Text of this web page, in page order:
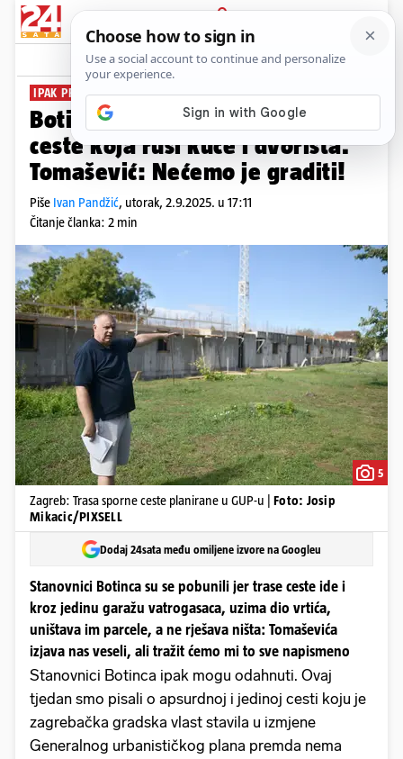
PRIJAVA
News Komentari
IPAK PREOKRET
Botinec može odahnuti zbog
ceste koja ruši kuće i dvorišta.
Tomašević: Nećemo je graditi!
Piše Ivan Pandžić, utorak, 2.9.2025. u 17:11
Čitanje članka: 2 min
5
Zagreb: Trasa sporne ceste planirane u GUP-u | Foto: Josip
Mikacic/PIXSELL
Dodaj 24sata među omiljene izvore na Googleu
Stanovnici Botinca su se pobunili jer trase ceste ide i
kroz jedinu garažu vatrogasaca, uzima dio vrtića,
uništava im parcele, a ne rješava ništa: Tomaševića
izjava nas veseli, ali tražit ćemo mi to sve napismeno
Stanovnici Botinca ipak mogu odahnuti. Ovaj
tjedan smo pisali o apsurdnoj i jedinoj cesti koju je
zagrebačka gradska vlast stavila u izmjene
Generalnog urbanističkog plana premda nema